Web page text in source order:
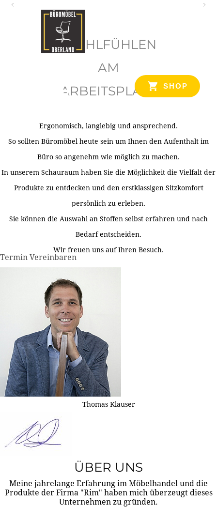
SHOP
WOHLFÜHLEN
AM
ARBEITSPLATZ
Ergonomisch, langlebig und ansprechend.
So sollten Büromöbel heute sein um Ihnen den Aufenthalt im
Büro so angenehm wie möglich zu machen.
In unserem Schauraum haben Sie die Möglichkeit die Vielfalt der
Produkte zu entdecken und den erstklassigen Sitzkomfort
persönlich zu erleben.
Sie können die Auswahl an Stoffen selbst erfahren und nach
Bedarf entscheiden.
Wir freuen uns auf Ihren Besuch.
Termin Vereinbaren
Thomas Klauser
ÜBER UNS
Meine jahrelange Erfahrung im Möbelhandel und die
Produkte der Firma "Rim" haben mich überzeugt dieses
Unternehmen zu gründen.